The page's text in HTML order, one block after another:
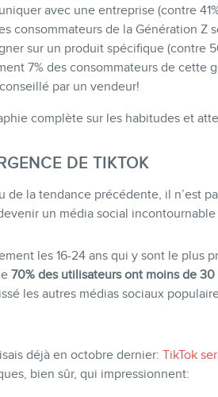
avec une entreprise (contre
consommateurs de la Génération Z
sur un produit spécifique (contre
7% des consommateurs de cette
par un vendeur!
complète sur les habitudes et
DE TIKTOK
de la tendance précédente, il n’est
un média social
les 16-24 ans qui y sont le plus
70% des utilisateurs ont moins de 30
les autres médias sociaux
déjà en octobre dernier: TikTok
bien sûr, qui impressionnent: